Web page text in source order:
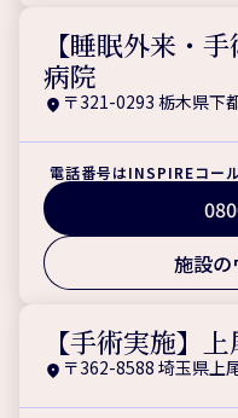
【睡眠外来・
病院
〒321-0293 栃木県下
電話番号はINSPIREコー
施設の
【手術実施】
〒362-8588 埼玉県上